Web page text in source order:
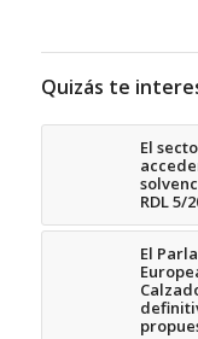
Quizás te
El
RDL 5/
El